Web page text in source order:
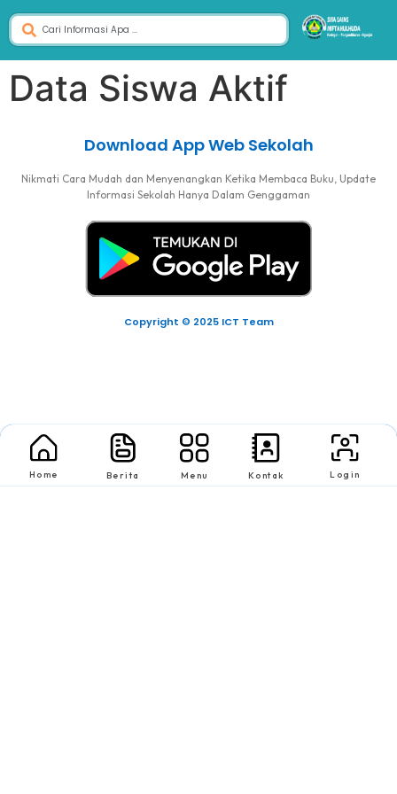
Data Siswa Aktif
Download App Web Sekolah
Nikmati Cara Mudah dan Menyenangkan Ketika Membaca Buku, Update
Informasi Sekolah Hanya Dalam Genggaman
Copyright © 2025 ICT Team
Home Berita Menu Kontak Login